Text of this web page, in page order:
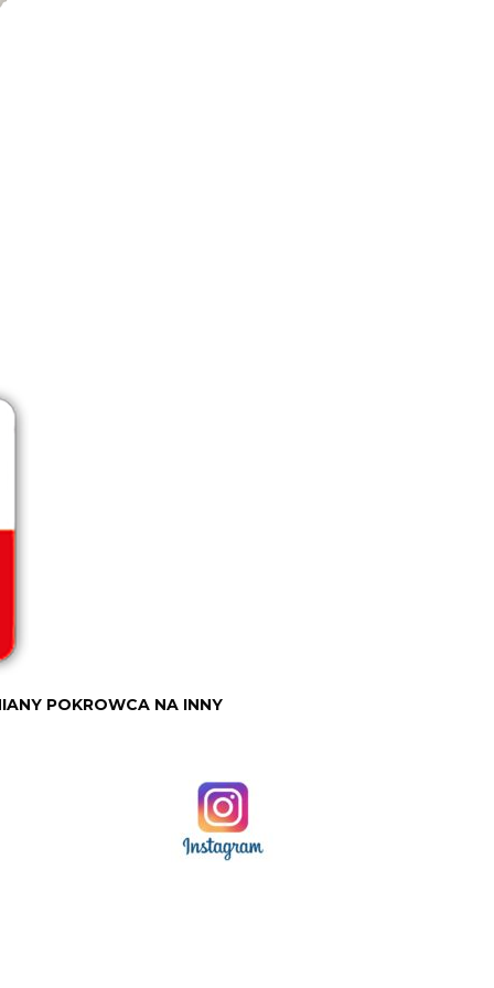
POKROWCA NA INNY